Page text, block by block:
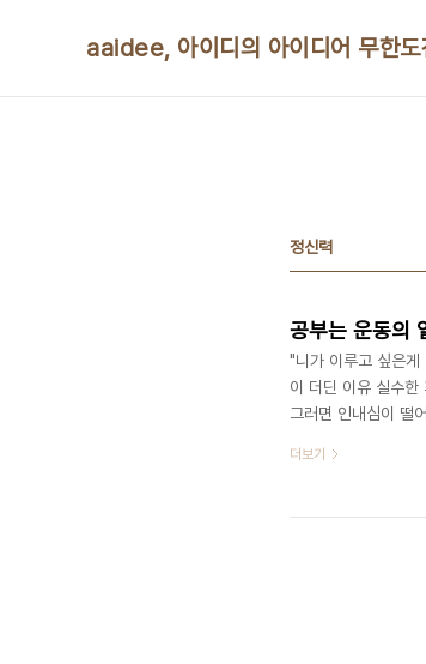
aaidee, 아이디의 아이디어 무한도
정신력
공부는 운동의
"니가 이루고 싶은게
이 더딘 이유 실수한
그러면 인내심이 떨
드라마에 나오는
더보기